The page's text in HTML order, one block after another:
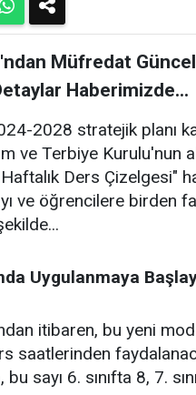
Müfredat
Haberimizde...
2028 stratejik planı
ve Terbiye Kurulu'nun
Ders Çizelgesi"
ve öğrencilere birden
Uygulanmaya
itibaren, bu yeni
saatlerinden
sayı 6. sınıfta 8, 7.